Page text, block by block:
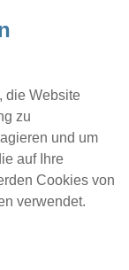
die Website
zu
und um
auf Ihre
Cookies von
verwendet.
Profil